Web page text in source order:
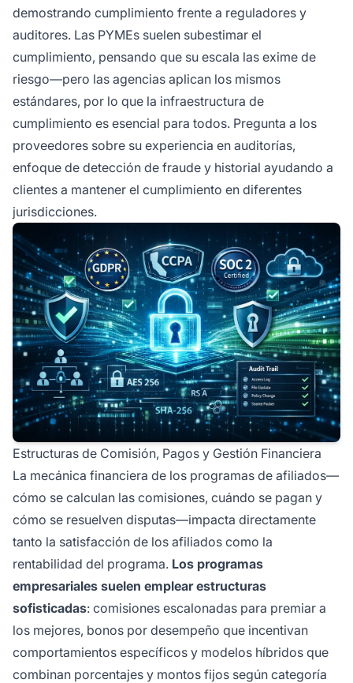
demostrando cumplimiento frente a reguladores y
auditores. Las PYMEs suelen subestimar el
cumplimiento, pensando que su escala las exime de
riesgo—pero las agencias aplican los mismos
estándares, por lo que la infraestructura de
cumplimiento es esencial para todos. Pregunta a los
proveedores sobre su experiencia en auditorías,
enfoque de detección de fraude y historial ayudando a
clientes a mantener el cumplimiento en diferentes
jurisdicciones.
Estructuras de Comisión, Pagos y Gestión Financiera
La mecánica financiera de los programas de afiliados—
cómo se calculan las comisiones, cuándo se pagan y
cómo se resuelven disputas—impacta directamente
tanto la satisfacción de los afiliados como la
rentabilidad del programa. Los programas
empresariales suelen emplear estructuras
sofisticadas: comisiones escalonadas para premiar a
los mejores, bonos por desempeño que incentivan
comportamientos específicos y modelos híbridos que
combinan porcentajes y montos fijos según categoría